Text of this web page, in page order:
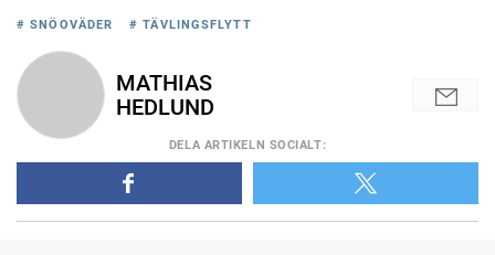
# SNÖOVÄDER # TÄVLINGSFLYTT
MATHIAS
HEDLUND
DELA ARTIKELN SOCIALT: